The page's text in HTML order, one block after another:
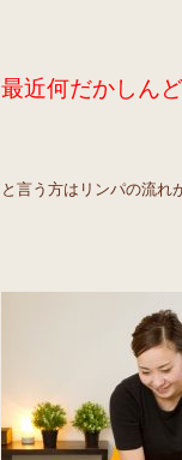
最近何だかしん
と言う方はリンパの流